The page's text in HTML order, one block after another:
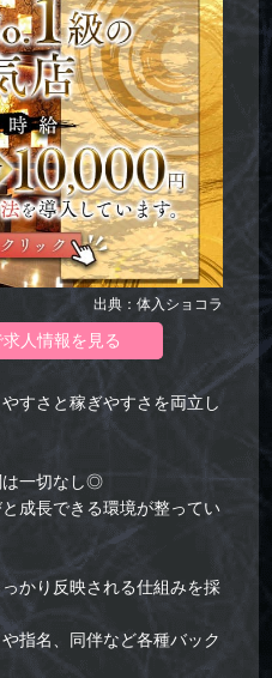
出典：体入ショコラ
人情報を見る
すさと稼ぎやすさを両立し
は一切なし◎
成長できる環境が整ってい
かり反映される仕組みを採
指名、同伴など各種バック